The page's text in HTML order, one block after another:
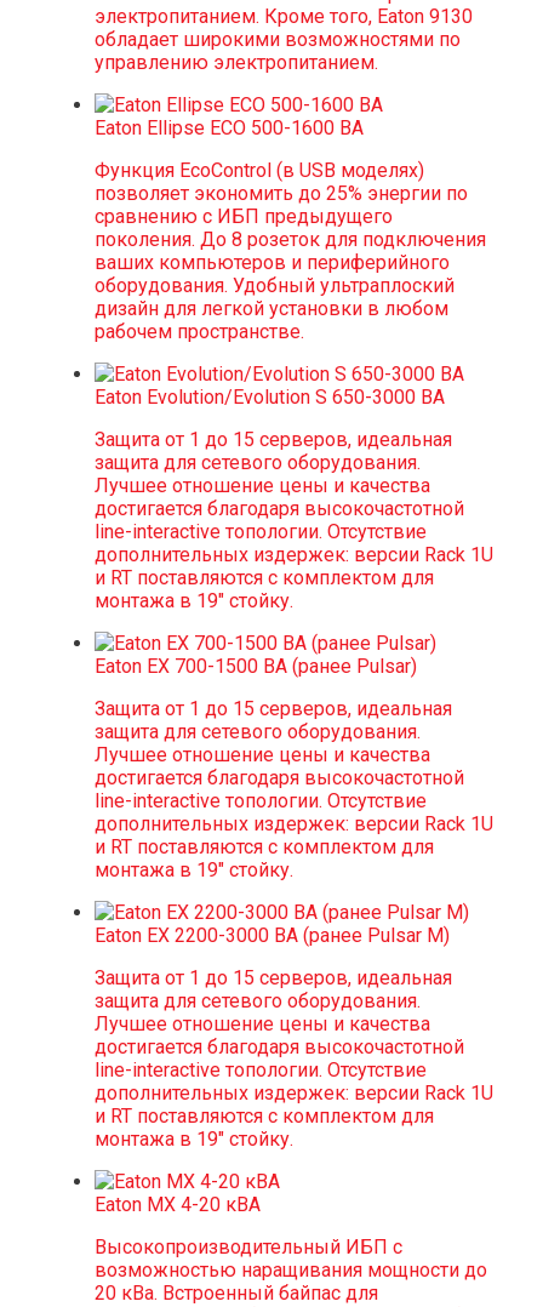
электропитанием. Кроме того, Eaton 9130
обладает широкими возможностями по
управлению электропитанием.
Eaton Ellipse ECO 500-1600 ВА
Функция EcoControl (в USB моделях)
позволяет экономить до 25% энергии по
сравнению с ИБП предыдущего
поколения. До 8 розеток для подключения
ваших компьютеров и периферийного
оборудования. Удобный ультраплоский
дизайн для легкой установки в любом
рабочем пространстве.
Eaton Evolution/Evolution S 650-3000 ВА
Защита от 1 до 15 серверов, идеальная
защита для сетевого оборудования.
Лучшее отношение цены и качества
достигается благодаря высокочастотной
line-interactive топологии. Отсутствие
дополнительных издержек: версии Rack 1U
и RT поставляются с комплектом для
монтажа в 19" стойку.
Eaton EX 700-1500 ВА (ранее Pulsar)
Защита от 1 до 15 серверов, идеальная
защита для сетевого оборудования.
Лучшее отношение цены и качества
достигается благодаря высокочастотной
line-interactive топологии. Отсутствие
дополнительных издержек: версии Rack 1U
и RT поставляются с комплектом для
монтажа в 19" стойку.
Eaton EX 2200-3000 ВА (ранее Pulsar M)
Защита от 1 до 15 серверов, идеальная
защита для сетевого оборудования.
Лучшее отношение цены и качества
достигается благодаря высокочастотной
line-interactive топологии. Отсутствие
дополнительных издержек: версии Rack 1U
и RT поставляются с комплектом для
монтажа в 19" стойку.
Eaton MX 4-20 кВА
Высокопроизводительный ИБП с
возможностью наращивания мощности до
20 кВа. Встроенный байпас для